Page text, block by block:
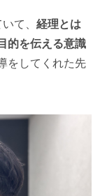
て、 経理とは
的を伝える意識
をしてくれた先